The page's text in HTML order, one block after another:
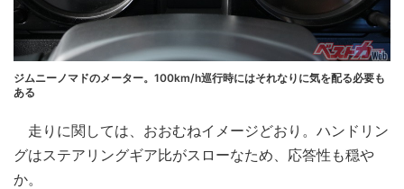
ジムニーノマドのメーター。100km/h巡行時にはそれなりに気を配る必要も
ある
走りに関しては、おおむねイメージどおり。ハンドリン
グはステアリングギア比がスローなため、応答性も穏や
か。